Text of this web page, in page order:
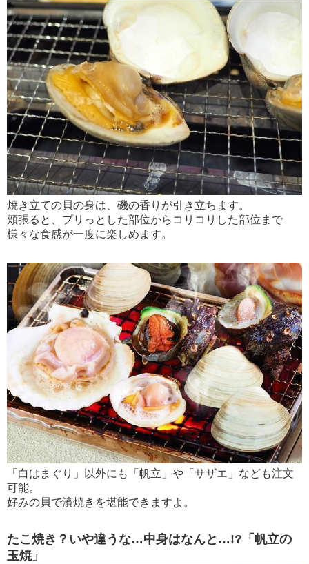
焼き立ての貝の身は、磯の香りが引き立ちます。
頬張ると、プリっとした部位からコリコリした部位まで
様々な食感が一度に楽しめます。
「白はまぐり」以外にも「帆立」や「サザエ」なども注文
可能。
好みの貝で濱焼きを堪能できますよ。
たこ焼き？いや違うな…中身はなんと…!?「帆立の
玉焼」